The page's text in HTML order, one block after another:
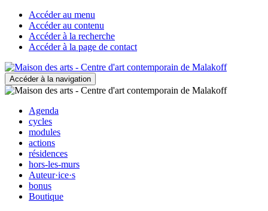
Accéder au menu
Accéder au contenu
Accéder à la recherche
Accéder à la page de contact
Accéder à la navigation
Agenda
cycles
modules
actions
résidences
hors-les-murs
Auteur·ice·s
bonus
Boutique